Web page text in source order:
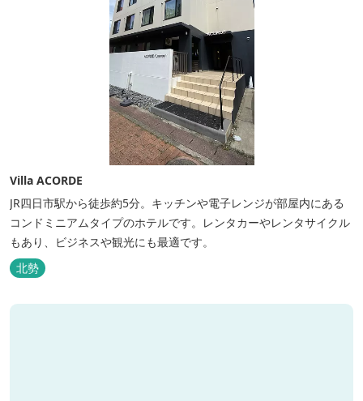
Villa ACORDE
JR四日市駅から徒歩約5分。キッチンや電子レンジが部屋内にある
コンドミニアムタイプのホテルです。レンタカーやレンタサイクル
もあり、ビジネスや観光にも最適です。
北勢